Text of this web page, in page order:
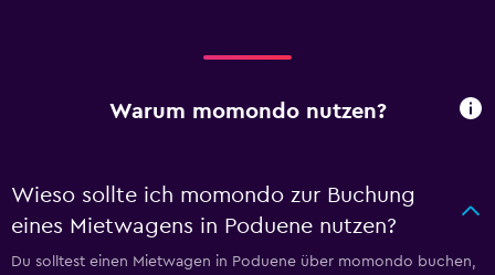
Warum momondo nutzen?
Wieso sollte ich momondo zur Buchung
eines Mietwagens in Poduene nutzen?
Du solltest einen Mietwagen in Poduene über momondo buchen,